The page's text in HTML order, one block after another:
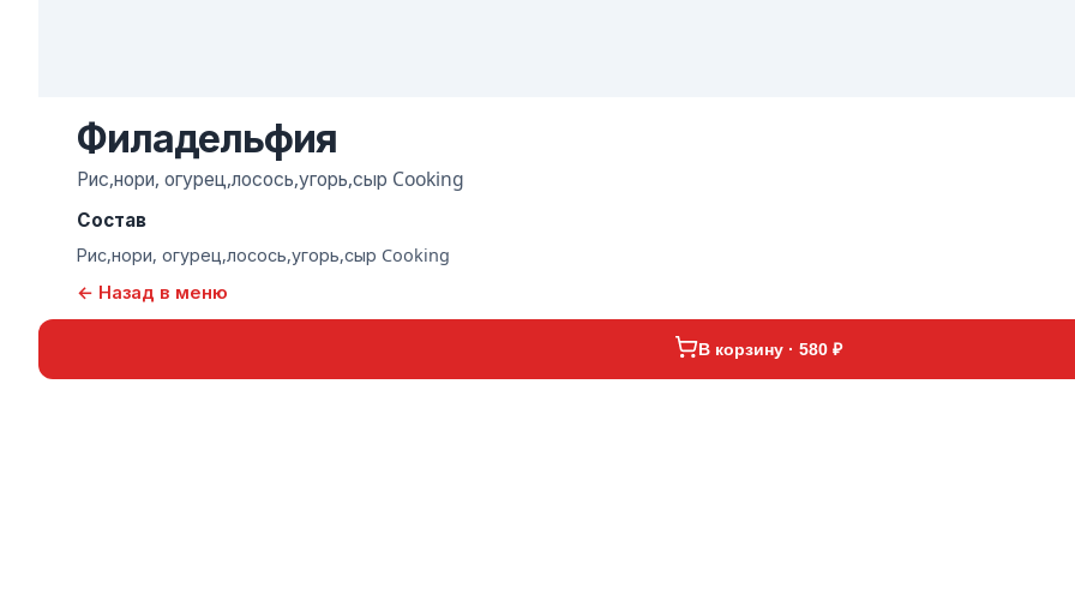
Филадельфия
Рис,нори, огурец,лосось,угорь,сыр Cooking
Состав
Рис,нори, огурец,лосось,угорь,сыр Cooking
← Назад в меню
В корзину · 580 ₽